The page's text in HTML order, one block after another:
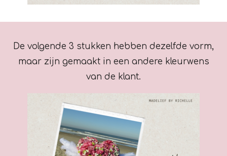
De volgende 3 stukken hebben dezelfde vorm,
maar zijn gemaakt in een andere kleurwens
van de klant.